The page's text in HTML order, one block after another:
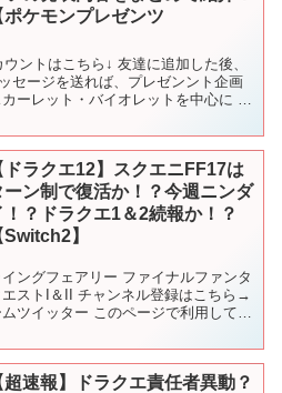
ポケモンプレゼンツ
ントはこちら↓ 友達に追加した後、
セージを送れば、プレゼンント企画
ーレット・バイオレットを中心に 最
ドラクエ12】スクエニFF17は
ーン制で復活か！？今週ニンダ
！？ドラクエ1＆2続報か！？
Switch2】
ングフェアリー ファイナルファンタ
ストI＆II チャンネル登録はこちら→
ツイッター このページで利用してい
超速報】ドラクエ責任者異動？